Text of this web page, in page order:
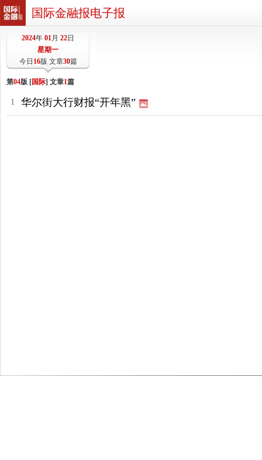
国际金融报电子报
2024年 01月 22日
星期一
今日 16版 文章30篇
第04版 [国际] 文章1篇
1 华尔街大行财报“开年黑”